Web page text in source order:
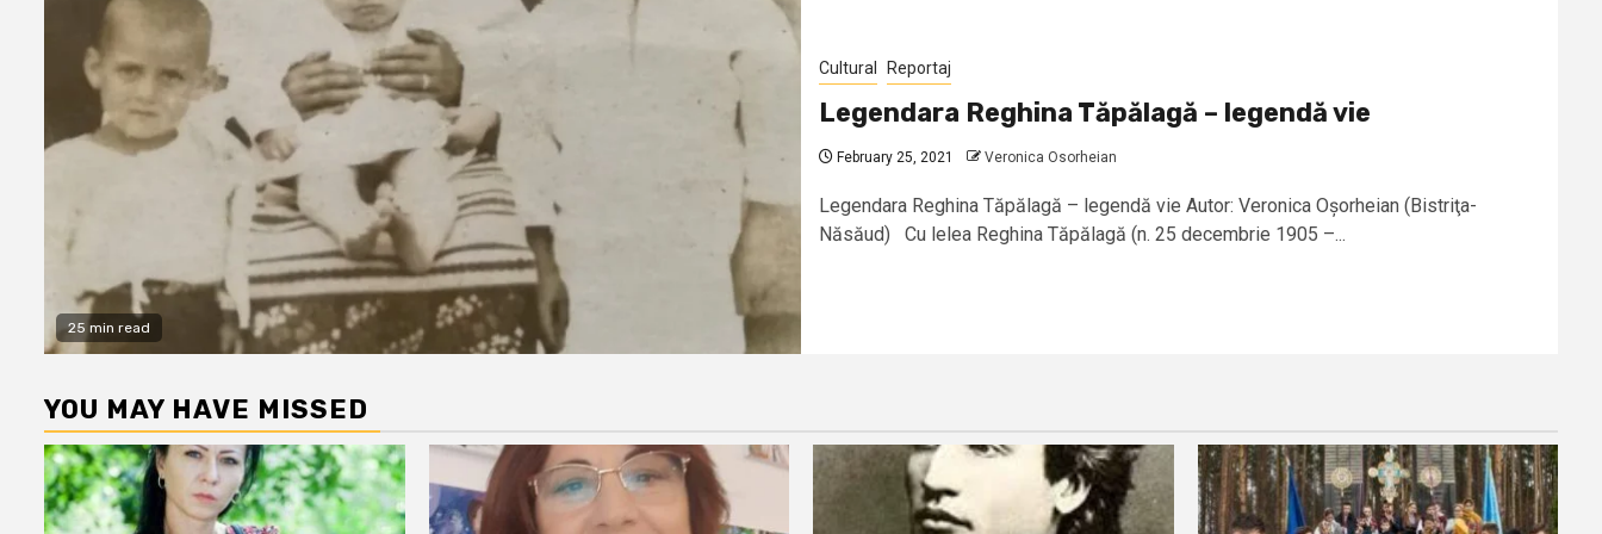
25 min read
Cultural Reportaj
Legendara Reghina Tăpălagă – legendă vie
February 25, 2021 Veronica Osorheian
Legendara Reghina Tăpălagă – legendă vie Autor: Veronica Oșorheian (Bistriţa-
Năsăud) Cu lelea Reghina Tăpălagă (n. 25 decembrie 1905 –...
YOU MAY HAVE MISSED